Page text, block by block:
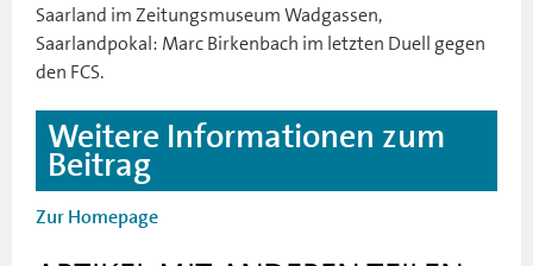
Saarland im Zeitungsmuseum Wadgassen,
Saarlandpokal: Marc Birkenbach im letzten Duell gegen
den FCS.
Weitere Informationen zum
Beitrag
Zur Homepage